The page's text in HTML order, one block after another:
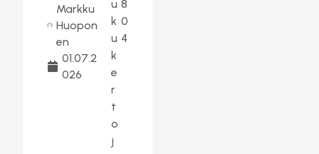
Markku
Huopon
en
01.07.2
026
u
k
u
k
e
r
t
o
j
8
0
4